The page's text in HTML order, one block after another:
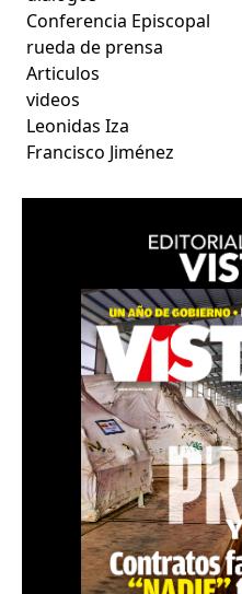
Conferencia Episcopal
rueda de prensa
Articulos
videos
Leonidas Iza
Francisco Jiménez